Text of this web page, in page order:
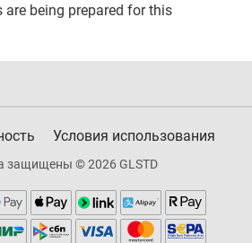
are being prepared for this
Условия использования
защищены © 2026 GLSTD